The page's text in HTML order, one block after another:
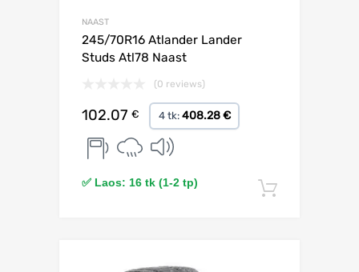
NAAST
245/70R16 Atlander Lander
Studs Atl78 Naast
(0 reviews)
102.07 € 4 tk: 408.28 €
✅ Laos: 16 tk (1-2 tp)